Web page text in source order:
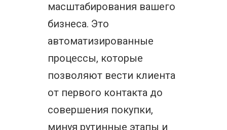
масштабирования вашего
бизнеса. Это
автоматизированные
процессы, которые
позволяют вести клиента
от первого контакта до
совершения покупки,
минуя рутинные этапы и